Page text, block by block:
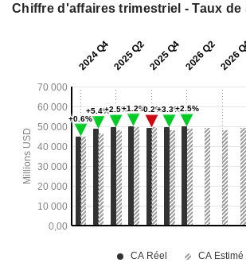
Chiffre d'affaires trimestriel - Taux